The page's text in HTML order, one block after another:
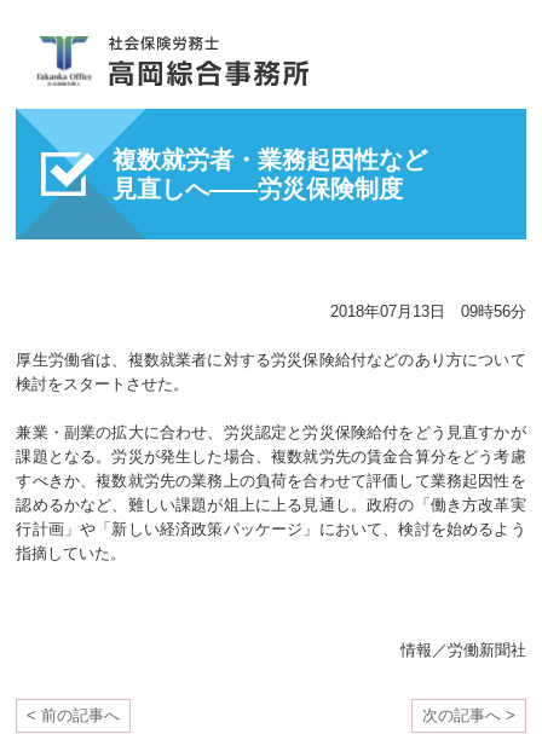
複数就労者・業務起因性など
見直しへ――労災保険制度
2018年07月13日 09時56分
厚生労働省は、複数就業者に対する労災保険給付などのあり方について
検討をスタートさせた。
兼業・副業の拡大に合わせ、労災認定と労災保険給付をどう見直すかが
課題となる。労災が発生した場合、複数就労先の賃金合算分をどう考慮
すべきか、複数就労先の業務上の負荷を合わせて評価して業務起因性を
認めるかなど、難しい課題が俎上に上る見通し。政府の「働き方改革実
行計画」や「新しい経済政策パッケージ」において、検討を始めるよう
指摘していた。
情報／労働新聞社
< 前の記事へ 次の記事へ >